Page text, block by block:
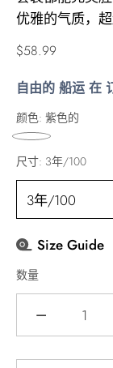
优雅的气质，
正
价
格
$58.99
自由的 船运 在
颜色: 紫色的
尺寸: 3年/100
Size Guide
数量